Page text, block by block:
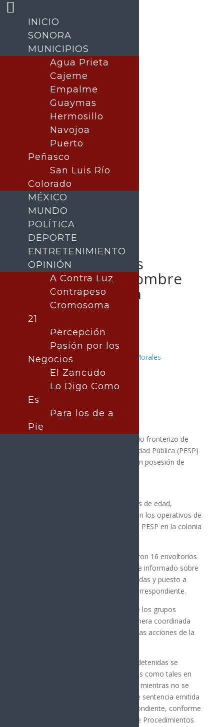
Buscar
Policías Estatales
detienen a un hombre
con narcótico en
Nogales
Publicado por:Juan Antonio Pérez Morales
20 octubre, 2025
Con trabajo operativo en el municipio fronterizo de
Nogales, la Policía Estatal de Seguridad Pública (PESP)
realizó la detención de un hombre en posesión de
Se trata de Modesto “N”, de 47 años de edad,
detenido durante el fin de semana en los operativos de
prevención y vigilancia que realizó la PESP en la colonia
Durante la inspección se le aseguraron 16 envoltorios
con narcótico, motivo por el cual fue informado sobre
los derechos de las personas detenidas y puesto a
disposición del Ministerio Público correspondiente.
En Nogales continúa la presencia de los grupos
operativos, quienes trabajan de manera coordinada
con los tres niveles de gobierno en las acciones de la
Nota: Se informa que las personas detenidas se
presumen inocentes y serán tratadas como tales en
todas las etapas del procedimiento, mientras no se
declare su responsabilidad mediante sentencia emitida
por el órgano jurisdiccional correspondiente, conforme
al artículo 13 del Código Nacional de Procedimientos
INICIO
SONORA
MUNICIPIOS
Agua Prieta
Cajeme
Empalme
Guaymas
Hermosillo
Navojoa
Puerto
Peñasco
San Luis Río
Colorado
MÉXICO
MUNDO
POLÍTICA
DEPORTE
ENTRETENIMIENTO
OPINIÓN
A Contra Luz
Contrapeso
Cromosoma
21
Percepción
Pasión por los
Negocios
El Zancudo
Lo Digo Como
Es
Para los de a
Pie